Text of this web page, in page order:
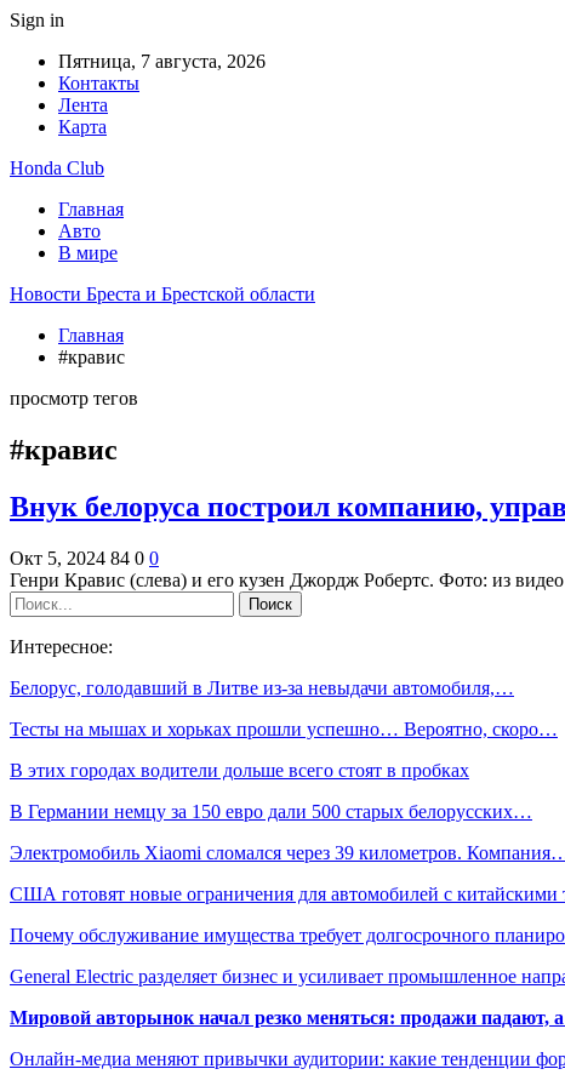
Sign in
Пятница, 7 августа, 2026
Контакты
Лента
Карта
Honda Club
Главная
Авто
В мире
Новости Бреста и Брестской области
Главная
#кравис
просмотр тегов
#кравис
Внук белоруса построил компанию,
Окт 5, 2024 84 0 0
Генри Кравис (слева) и его кузен Джордж Робертс. Фото: из
Интересное:
Белорус, голодавший в Литве из-за невыдачи автомобиля,…
Тесты на мышах и хорьках прошли успешно… Вероятно, скоро…
В этих городах водители дольше всего стоят в пробках
В Германии немцу за 150 евро дали 500 старых белорусских…
Электромобиль Xiaomi сломался через 39 километров.
США готовят новые ограничения для автомобилей с китайскими
Почему обслуживание имущества требует долгосрочного
General Electric разделяет бизнес и усиливает промышленное
Мировой авторынок начал резко меняться: продажи падают,
Онлайн-медиа меняют привычки аудитории: какие тенденции